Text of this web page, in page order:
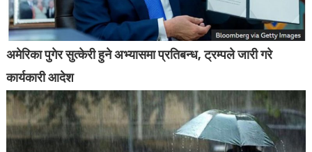
अमेरिका पुगेर सुत्केरी हुने अभ्यासमा प्रतिबन्ध, ट्रम्पले जारी गरे
कार्यकारी आदेश